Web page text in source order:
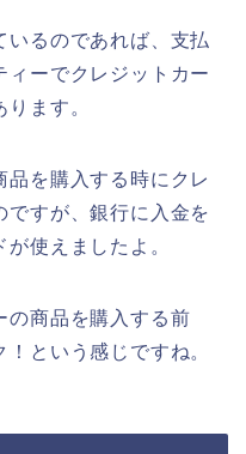
いるのであれば、支払
ィーでクレジットカー
ます。
を購入する時にクレ
ですが、銀行に入金を
使えましたよ。
の商品を購入する前
という感じですね。